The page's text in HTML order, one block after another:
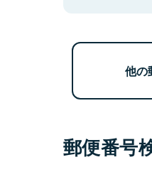
他の
郵便番号